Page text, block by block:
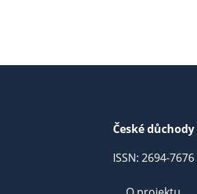
České důchody
ISSN: 2694-7676